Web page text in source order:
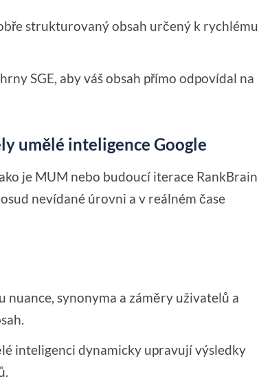
strukturovaný obsah určený k rychlému
SGE, aby váš obsah přímo odpovídal na
umělé inteligence Google
je MUM nebo budoucí iterace RankBrain
nevídané úrovni a v reálném čase
synonyma a záměry uživatelů a
inteligenci dynamicky upravují výsledky